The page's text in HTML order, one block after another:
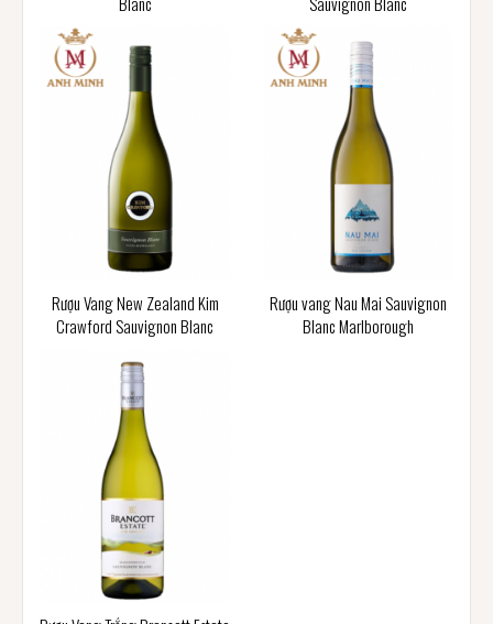
Rượu Vang New Zealand Kim
Crawford Sauvignon Blanc
Rượu vang Nau Mai Sauvignon
Blanc Marlborough